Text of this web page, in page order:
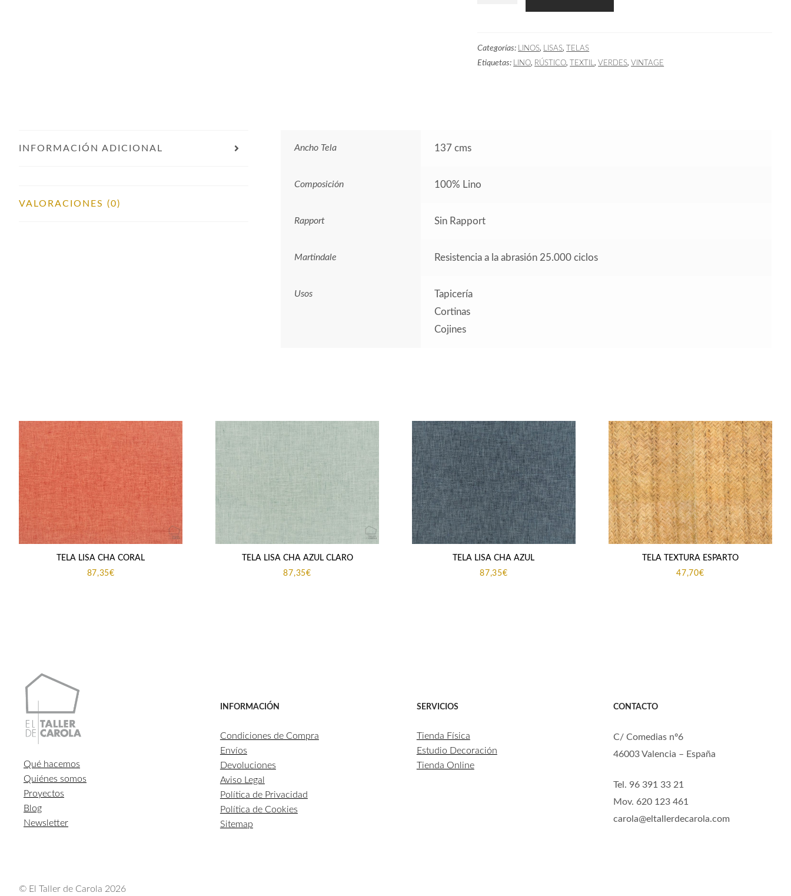
Verde
Terroso
Categorías: LINOS, LISAS, TELAS
Etiquetas: LINO, RÚSTICO, TEXTIL,VERDES,VINTAGE
INFORMACIÓN ADICIONAL
VALORACIONES (0)
Ancho Tela 137 cms
Composición 100% Lino
Rapport Sin Rapport
Martindale Resistencia a la abrasión 25.000 ciclos
Usos
Tapicería
Cortinas
Cojines
TELA LISA CHA CORAL
87,35€
TELA LISA CHA AZUL CLARO
87,35€
TELA LISA CHA AZUL
87,35€
TELA TEXTURA ESPARTO
47,70€
Qué hacemos
Quiénes somos
Proyectos
Blog
Newsletter
INFORMACIÓN
Condiciones de Compra
Envíos
Devoluciones
Aviso Legal
Política de Privacidad
Política de Cookies
Sitemap
SERVICIOS
Tienda Física
Estudio Decoración
Tienda Online
CONTACTO
C/ Comedias nº6
46003 Valencia – España
Tel. 96 391 33 21
Mov. 620 123 461
carola@eltallerdecarola.com
© El Taller de Carola 2026